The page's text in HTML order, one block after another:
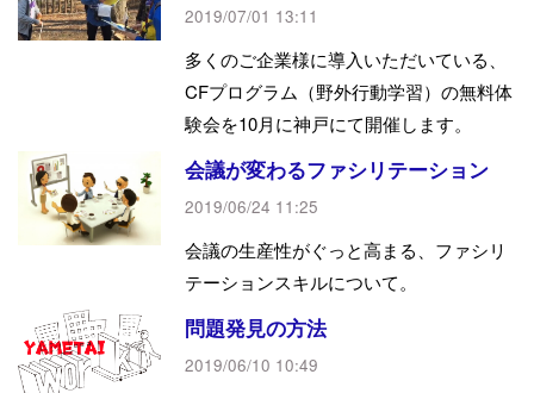
2019/07/01 13:11
多くのご企業様に導入いただいている、
CFプログラム（野外行動学習）の無料体
験会を10月に神戸にて開催します。
会議が変わるファシリテーション
2019/06/24 11:25
会議の生産性がぐっと高まる、ファシリ
テーションスキルについて。
問題発見の方法
2019/06/10 10:49